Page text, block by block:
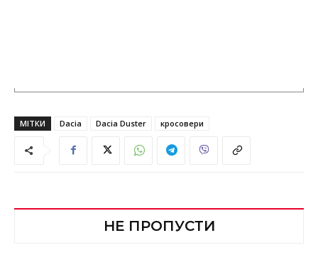
МІТКИ Dacia Dacia Duster кросовери
НЕ ПРОПУСТИ